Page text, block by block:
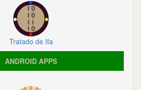
Tratado de Ifa
ANDROID APPS